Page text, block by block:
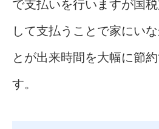
で支払いを行いますが国
して支払うことで家にい
とが出来時間を大幅に節
す。